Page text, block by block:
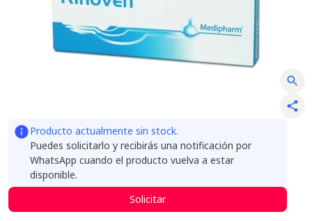
Producto actualmente sin stock.
Puedes solicitarlo y recibirás una notificación por
WhatsApp cuando el producto vuelva a estar
disponible.
Solicitar